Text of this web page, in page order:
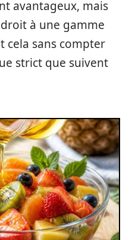
avantageux, mais
à une gamme
cela sans compter
strict que suivent